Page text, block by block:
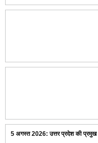
5 अगस्त 2026: उत्तर प्रदेश की